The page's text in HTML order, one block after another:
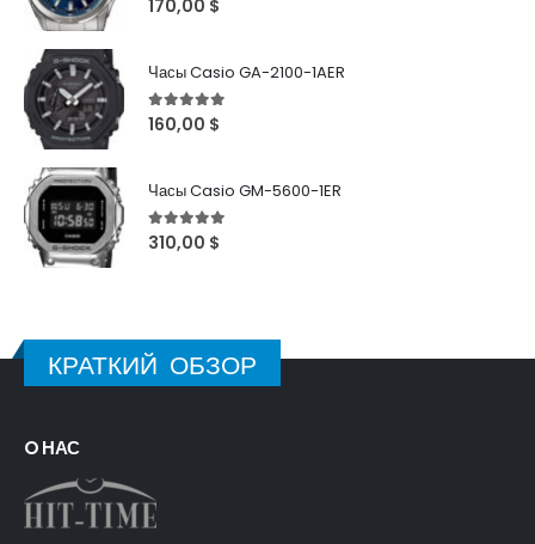
170,00 $
Часы Casio GA-2100-1AER
5out of 5
160,00 $
Часы Casio GM-5600-1ER
5out of 5
310,00 $
КРАТКИЙ ОБЗОР
O НАС